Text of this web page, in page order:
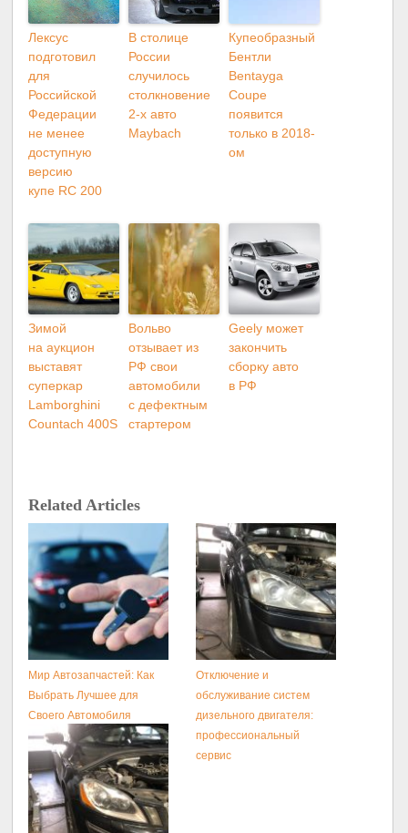
Лексус
подготовил
для
Российской
Федерации
не менее
доступную
версию
купе RC 200
В столице
России
случилось
столкновение
2-х авто
Maybach
Купеобразный
Бентли
Bentayga
Coupe
появится
только в 2018-
ом
Зимой
на аукцион
выставят
суперкар
Lamborghini
Countach 400S
Вольво
отзывает из
РФ свои
автомобили
с дефектным
стартером
Geely может
закончить
сборку авто
в РФ
Related Articles
Мир Автозапчастей: Как
Выбрать Лучшее для
Своего Автомобиля
Отключение и
обслуживание систем
дизельного двигателя:
профессиональный
сервис